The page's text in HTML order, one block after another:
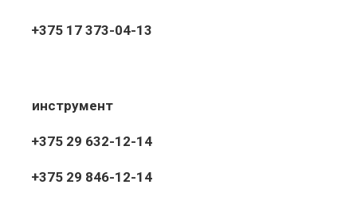
+375 17 373-04-13
инструмент
+375 29 632-12-14
+375 29 846-12-14